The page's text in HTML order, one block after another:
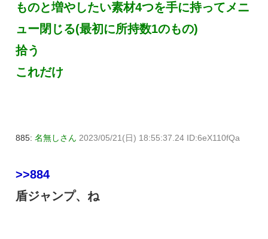
ものと増やしたい素材4つを手に持ってメニ
ュー閉じる(最初に所持数1のもの)
拾う
これだけ
885: 名無しさん 2023/05/21(日) 18:55:37.24 ID:6eX110fQa
>>884
盾ジャンプ、ね